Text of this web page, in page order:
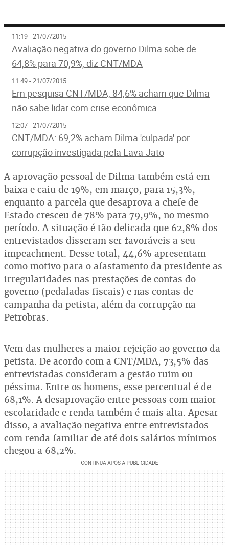
11:19 - 21/07/2015
Avaliação negativa do governo Dilma sobe de
64,8% para 70,9%, diz CNT/MDA
11:49 - 21/07/2015
Em pesquisa CNT/MDA, 84,6% acham que Dilma
não sabe lidar com crise econômica
12:07 - 21/07/2015
CNT/MDA: 69,2% acham Dilma 'culpada' por
corrupção investigada pela Lava-Jato
A aprovação pessoal de Dilma também está em
baixa e caiu de 19%, em março, para 15,3%,
enquanto a parcela que desaprova a chefe de
Estado cresceu de 78% para 79,9%, no mesmo
período. A situação é tão delicada que 62,8% dos
entrevistados disseram ser favoráveis a seu
impeachment. Desse total, 44,6% apresentam
como motivo para o afastamento da presidente as
irregularidades nas prestações de contas do
governo (pedaladas fiscais) e nas contas de
campanha da petista, além da corrupção na
Petrobras.
Vem das mulheres a maior rejeição ao governo da
petista. De acordo com a CNT/MDA, 73,5% das
entrevistadas consideram a gestão ruim ou
péssima. Entre os homens, esse percentual é de
68,1%. A desaprovação entre pessoas com maior
escolaridade e renda também é mais alta. Apesar
disso, a avaliação negativa entre entrevistados
com renda familiar de até dois salários mínimos
chegou a 68,2%.